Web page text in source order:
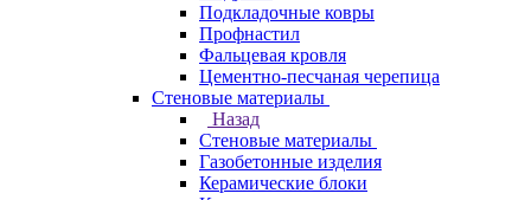
Подкладочные ковры
Профнастил
Фальцевая кровля
Цементно-песчаная черепица
Стеновые материалы
Назад
Стеновые материалы
Газобетонные изделия
Керамические блоки